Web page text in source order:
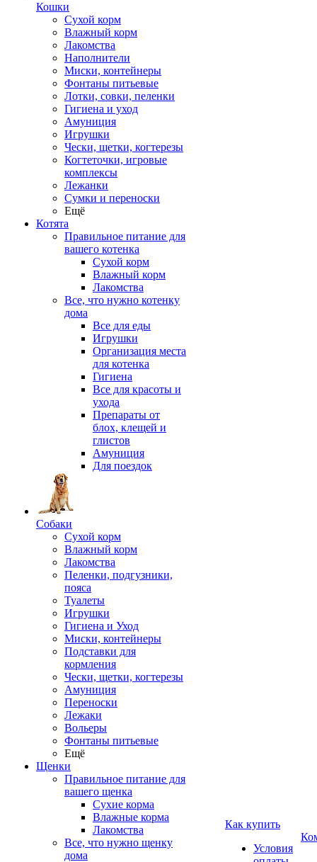
Кошки
Сухой корм
Влажный корм
Лакомства
Наполнители
Миски, контейнеры
Фонтаны питьевые
Лотки, совки, пеленки
Гигиена и уход
Амуниция
Игрушки
Чески, щетки, когтерезы
Когтеточки, игровые
комплексы
Лежанки
Сумки и переноски
Ещё
Котята
Правильное питание для
вашего котенка
Сухой корм
Влажный корм
Лакомства
Все, что нужно котенку
дома
Все для еды
Игрушки
Организация места
для котенка
Гигиена
Все для красоты и
ухода
Препараты от
блох, клещей и
глистов
Амуниция
Для поездок
Собаки
Сухой корм
Влажный корм
Лакомства
Пеленки, подгузники,
пояса
Туалеты
Игрушки
Гигиена и Уход
Миски, контейнеры
Подставки для
кормления
Чески, щетки, когтерезы
Амуниция
Переноски
Лежаки
Вольеры
Фонтаны питьевые
Ещё
Щенки
Правильное питание для
вашего щенка
Сухие корма
Влажные корма
Лакомства
Все, что нужно щенку
дома
Как купить
Условия